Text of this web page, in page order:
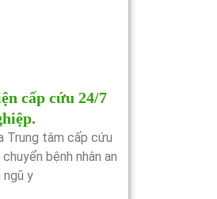
cấp cứu 24/7
Trung tâm cấp cứu
bệnh nhân an
ngũ y